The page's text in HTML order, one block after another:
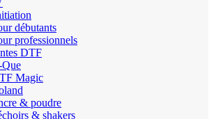
débutants
professionnels
DTF
Magic
& poudre
& shakers